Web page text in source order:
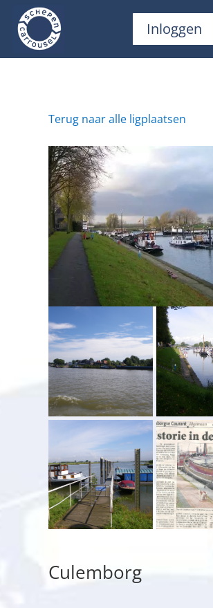
Inloggen
Terug naar alle ligplaatsen
Culemborg